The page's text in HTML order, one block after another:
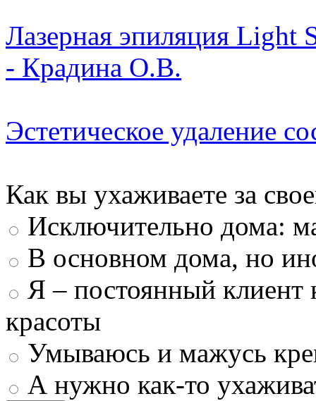
Лазерная эпиляция Light
- Крадина О.В.
Эстетическое удаление
Как вы ухаживаете за
Исключительно дома:
В основном дома, но
Я – постоянный клиент
красоты
Умываюсь и мажусь
А нужно как-то